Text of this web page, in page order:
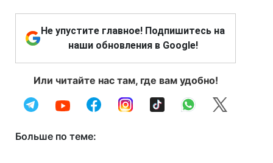
Не упустите главное! Подпишитесь на
наши обновления в Google!
Или читайте нас там, где вам удобно!
Больше по теме: